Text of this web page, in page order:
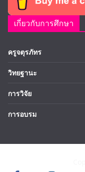
เกี่ยวกับการศึกษา
ครูจตุรภัทร
วิทยฐานะ
การวิจัย
การอบรม